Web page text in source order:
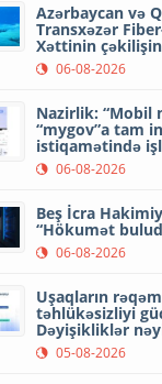
Azərbaycan və
Transxəzər
Xəttinin
06-08-2026
Nazirlik: “Mobil
“mygov”a tam
istiqamətində
06-08-2026
Beş İcra
“Hökumət
06-08-2026
Uşaqların
təhlükəsizliyi
Dəyişikliklər
05-08-2026